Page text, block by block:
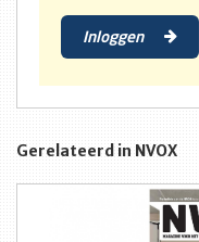
Inloggen
Gerelateerd in NVOX